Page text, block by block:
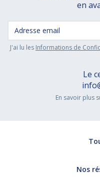
en
J'ai lu les Informations de
Le
En savoir plus
Nos